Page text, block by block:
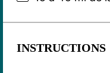
INSTRUCTIONS